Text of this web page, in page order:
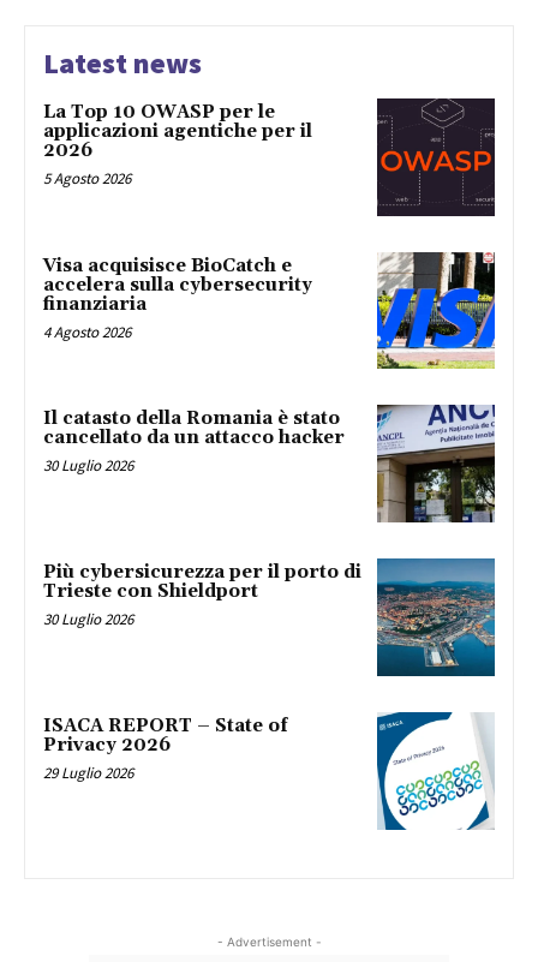
Latest news
La Top 10 OWASP per le
applicazioni agentiche per il
2026
5 Agosto 2026
Visa acquisisce BioCatch e
accelera sulla cybersecurity
finanziaria
4 Agosto 2026
Il catasto della Romania è stato
cancellato da un attacco hacker
30 Luglio 2026
Più cybersicurezza per il porto di
Trieste con Shieldport
30 Luglio 2026
ISACA REPORT – State of
Privacy 2026
29 Luglio 2026
- Advertisement -